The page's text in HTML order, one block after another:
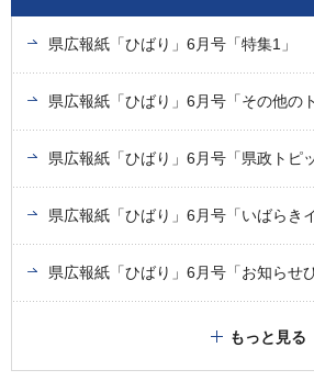
県広報紙「ひばり」6月号「特集1」
県広報紙「ひばり」6月号「その他の
県広報紙「ひばり」6月号「県政トピ
県広報紙「ひばり」6月号「いばらき
県広報紙「ひばり」6月号「お知らせ
もっと見る